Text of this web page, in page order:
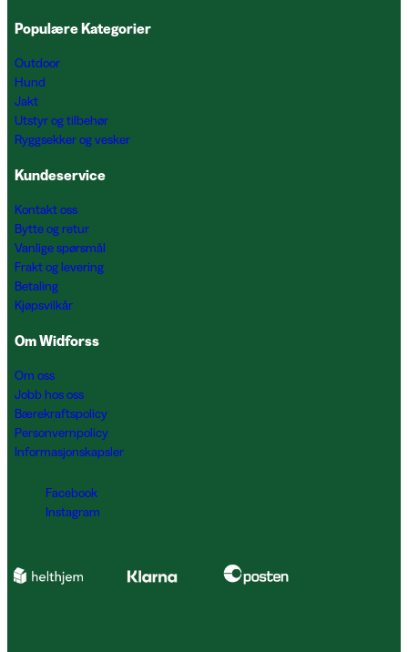
Populære Kategorier
Outdoor
Hund
Jakt
Utstyr og tilbehør
Ryggsekker og vesker
Kundeservice
Kontakt oss
Bytte og retur
Vanlige spørsmål
Frakt og levering
Betaling
Kjøpsvilkår
Om Widforss
Om oss
Jobb hos oss
Bærekraftspolicy
Personvernpolicy
Informasjonskapsler
Facebook
Instagram